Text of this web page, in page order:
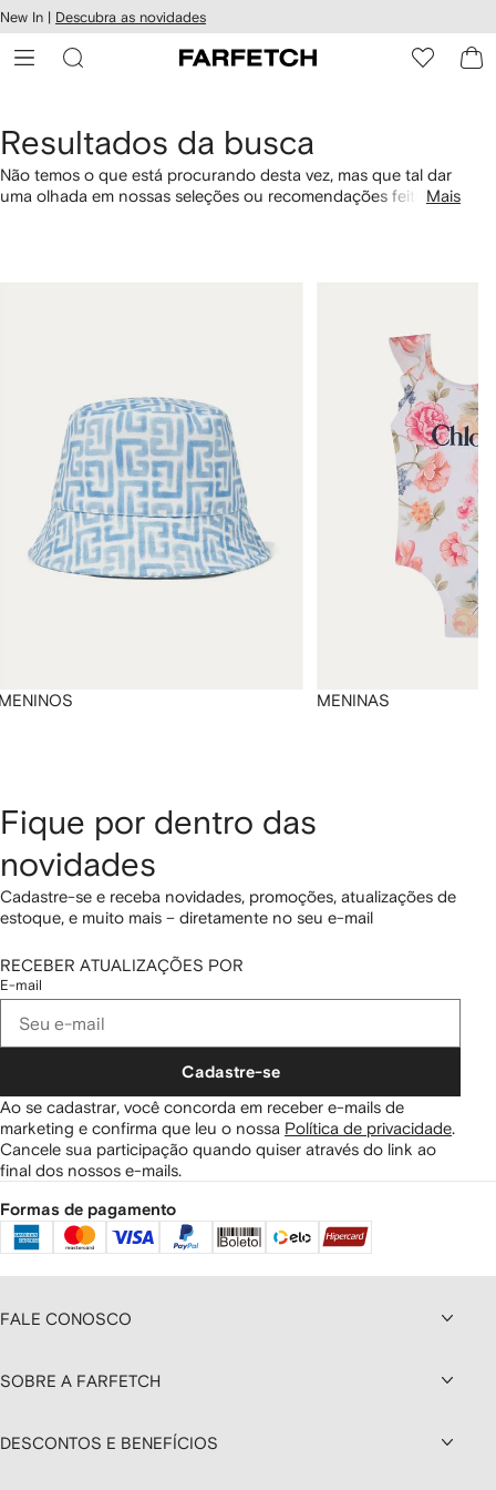
o
New In | Descubra as novidades
Resultados da busca
Não temos o que está procurando desta vez, mas que tal dar
uma olhada em nossas seleções ou recomendações feitasMais
MENINAS
Fique por dentro das
novidades
Cadastre-se e receba novidades, promoções, atualizações de
estoque, e muito mais – diretamente no seu e-mail
RECEBER ATUALIZAÇÕES POR
E-mail
Cadastre-se
Ao se cadastrar, você concorda em receber e-mails de
marketing e confirma que leu o nossa Política de privacidade.
Cancele sua participação quando quiser através do link ao
final dos nossos e-mails.
Formas de pagamento
FALE CONOSCO
SOBRE A FARFETCH
DESCONTOS E BENEFÍCIOS